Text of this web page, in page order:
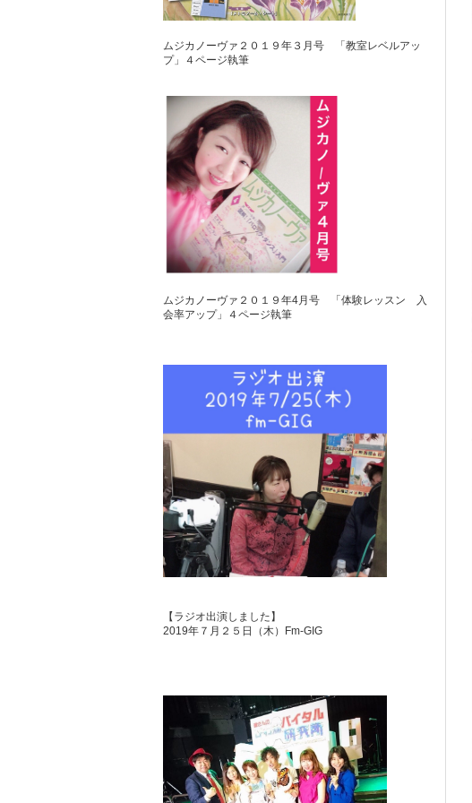
ムジカノーヴァ２０１９年３月号 「教室レベルアッ
プ」４ページ執筆
ムジカノーヴァ２０１９年4月号 「体験レッスン 入
会率アップ」４ページ執筆
【ラジオ出演しました】
2019年７月２５日（木）Fm-GIG